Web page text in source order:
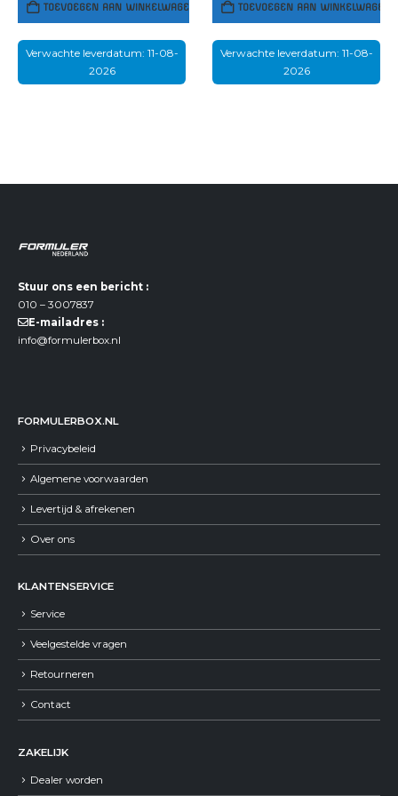
TOEVOEGEN AAN WINKELWAGEN
Verwachte leverdatum: 11-08-
2026
TOEVOEGEN AAN WINKELWAGEN
Verwachte leverdatum: 11-08-
2026
Stuur ons een bericht :
010 – 3007837
E-mailadres :
info@formulerbox.nl
FORMULERBOX.NL
Privacybeleid
Algemene voorwaarden
Levertijd & afrekenen
Over ons
KLANTENSERVICE
Service
Veelgestelde vragen
Retourneren
Contact
ZAKELIJK
Dealer worden